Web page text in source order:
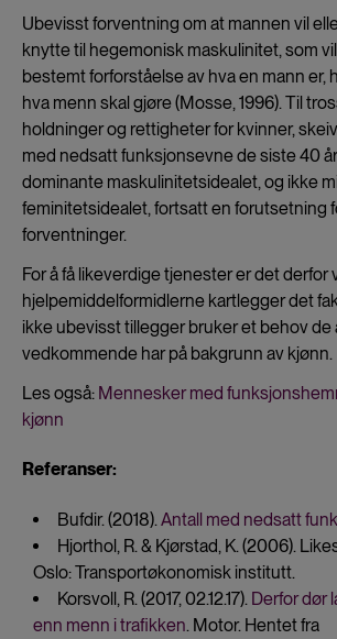
Ubevisst forventning om at mannen vil
knytte til hegemonisk maskulinitet, som
bestemt forforståelse av hva en mann er,
hva menn skal gjøre (Mosse, 1996). Til
holdninger og rettigheter for kvinner,
med nedsatt funksjonsevne de siste 40
dominante maskulinitetsidealet, og ikke
feminitetsidealet, fortsatt en forutsetning
forventninger.
For å få likeverdige tjenester er det derfor
hjelpemiddelformidlerne kartlegger det
ikke ubevisst tillegger bruker et behov de
vedkommende har på bakgrunn av kjønn.
Les også: Mennesker med
kjønn
Referanser:
Bufdir. (2018). Antall med nedsatt
Hjorthol, R. & Kjørstad, K. (2006).
Oslo: Transportøkonomisk institutt.
Korsvoll, R. (2017, 02.12.17). Derfor dør
enn menn i trafikken. Motor. Hentet fra
cookies